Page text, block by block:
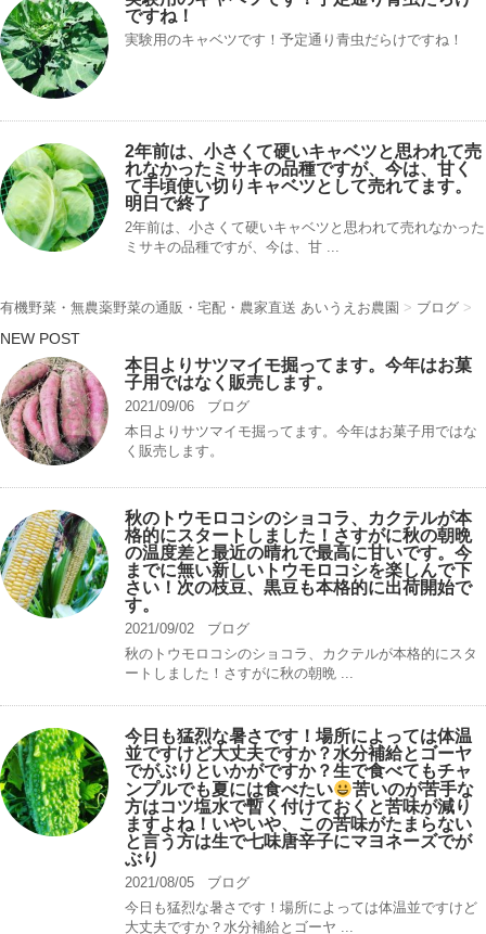
ですね！
実験用のキャベツです！予定通り青虫だらけですね！
2年前は、小さくて硬いキャベツと思われて売
れなかったミサキの品種ですが、今は、甘く
て手頃使い切りキャベツとして売れてます。
明日で終了
2年前は、小さくて硬いキャベツと思われて売れなかった
ミサキの品種ですが、今は、甘 ...
有機野菜・無農薬野菜の通販・宅配・農家直送 あいうえお農園 > ブログ >
NEW POST
本日よりサツマイモ掘ってます。今年はお菓
子用ではなく販売します。
2021/09/06
ブログ
本日よりサツマイモ掘ってます。今年はお菓子用ではな
く販売します。
秋のトウモロコシのショコラ、カクテルが本
格的にスタートしました！さすがに秋の朝晩
の温度差と最近の晴れで最高に甘いです。今
までに無い新しいトウモロコシを楽しんで下
さい！次の枝豆、黒豆も本格的に出荷開始で
す。
2021/09/02
ブログ
秋のトウモロコシのショコラ、カクテルが本格的にスタ
ートしました！さすがに秋の朝晩 ...
今日も猛烈な暑さです！場所によっては体温
並ですけど大丈夫ですか？水分補給とゴーヤ
でがぶりといかがですか？生で食べてもチャ
ンプルでも夏には食べたい
苦いのが苦手な
方はコツ塩水で暫く付けておくと苦味が減り
ますよね！いやいや、この苦味がたまらない
と言う方は生で七味唐辛子にマヨネーズでが
ぶり
2021/08/05
ブログ
今日も猛烈な暑さです！場所によっては体温並ですけど
大丈夫ですか？水分補給とゴーヤ ...